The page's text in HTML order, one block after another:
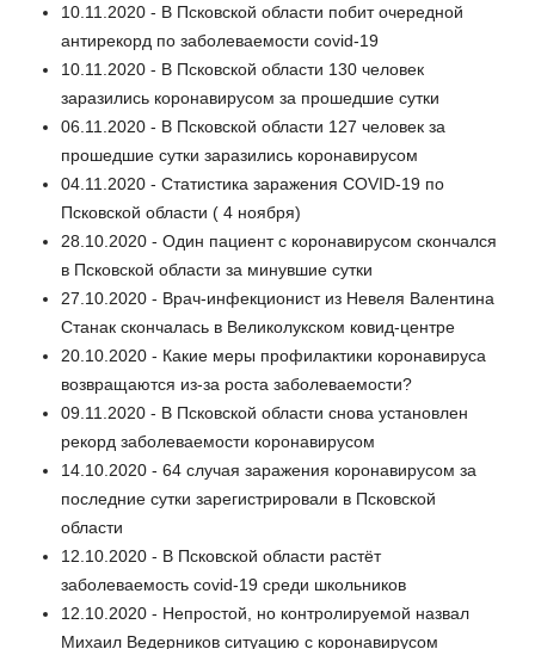
10.11.2020 - В Псковской области побит очередной
антирекорд по заболеваемости covid-19
10.11.2020 - В Псковской области 130 человек
заразились коронавирусом за прошедшие сутки
06.11.2020 - В Псковской области 127 человек за
прошедшие сутки заразились коронавирусом
04.11.2020 - Статистика заражения COVID-19 по
Псковской области ( 4 ноября)
28.10.2020 - Один пациент с коронавирусом скончался
в Псковской области за минувшие сутки
27.10.2020 - Врач-инфекционист из Невеля Валентина
Станак скончалась в Великолукском ковид-центре
20.10.2020 - Какие меры профилактики коронавируса
возвращаются из-за роста заболеваемости?
09.11.2020 - В Псковской области снова установлен
рекорд заболеваемости коронавирусом
14.10.2020 - 64 случая заражения коронавирусом за
последние сутки зарегистрировали в Псковской
области
12.10.2020 - В Псковской области растёт
заболеваемость covid-19 среди школьников
12.10.2020 - Непростой, но контролируемой назвал
Михаил Ведерников ситуацию с коронавирусом